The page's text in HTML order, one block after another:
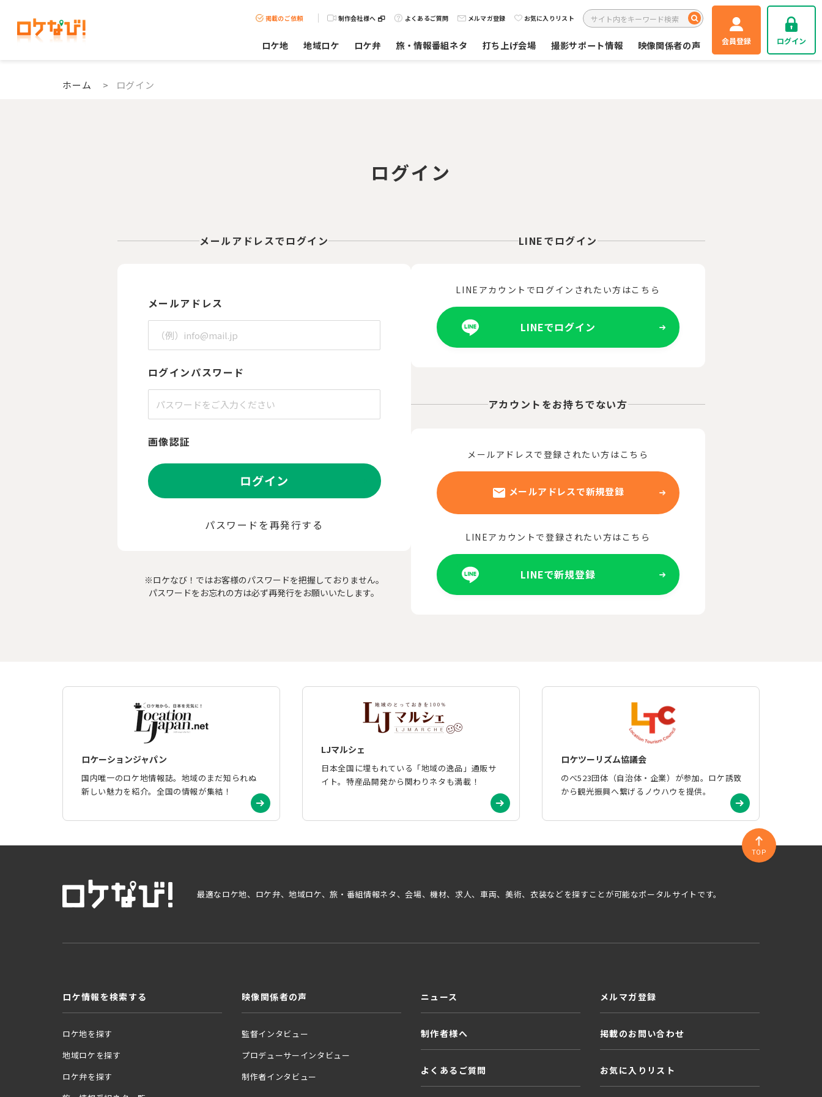
掲載のご依頼 制作会社様へ よくあるご質問 メルマガ登録 お気に入りリスト
ロケ地 地域ロケ ロケ弁 旅・情報番組ネタ 打ち上げ会場 撮影サポート情報 映像関係者の声 会員登録 ログイン
ホーム > ログイン
ログイン
メールアドレスでログイン
メールアドレス
ログインパスワード
画像認証
ログイン
パスワードを再発行する
※ロケなび！ではお客様のパスワードを把握しておりません。
パスワードをお忘れの方は必ず再発行をお願いいたします。
LINEでログイン
LINEアカウントでログインされたい方はこちら
LINEでログイン
アカウントをお持ちでない方
メールアドレスで登録されたい方はこちら
メールアドレスで新規登録
LINEアカウントで登録されたい方はこちら
LINEで新規登録
ロケーションジャパン
国内唯一のロケ地情報誌。地域のまだ知られぬ
新しい魅力を紹介。全国の情報が集結！
LJマルシェ
日本全国に埋もれている「地域の逸品」通販サ
イト。特産品開発から関わりネタも満載！
ロケツーリズム協議会
のべ523団体（自治体・企業）が参加。ロケ誘致
から観光振興へ繋げるノウハウを提供。
TOP
最適なロケ地、ロケ弁、地域ロケ、旅・番組情報ネタ、会場、機材、求人、車両、美術、衣装などを探すことが可能なポータルサイトです。
ロケ情報を検索する
ロケ地を探す
地域ロケを探す
ロケ弁を探す
映像関係者の声
監督インタビュー
プロデューサーインタビュー
制作者インタビュー
ニュース
制作者様へ
よくあるご質問
メルマガ登録
掲載のお問い合わせ
お気に入りリスト